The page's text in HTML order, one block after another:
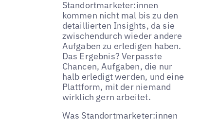
Standortmarketer:innen
kommen nicht mal bis zu den
detaillierten Insights, da sie
zwischendurch wieder andere
Aufgaben zu erledigen haben.
Das Ergebnis? Verpasste
Chancen, Aufgaben, die nur
halb erledigt werden, und eine
Plattform, mit der niemand
wirklich gern arbeitet.
Was Standortmarketer:innen